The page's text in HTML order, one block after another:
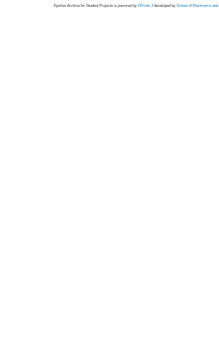
Epsilon Archive for Student Projects is powored byEPrints 3 developed by School of Electronics